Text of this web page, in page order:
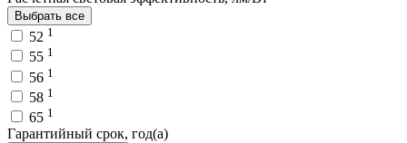
Выбрать все
52 1
55 1
56 1
58 1
65 1
Гарантийный срок, год(а)